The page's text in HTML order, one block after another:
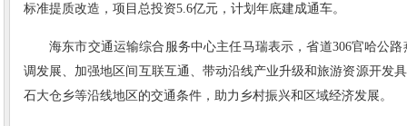
标准提质改造，项目总投资5.6亿元，计划年底建成通车。
海东市交通运输综合服务中心主任马瑞表示，省道306官哈公
调发展、加强地区间互联互通、带动沿线产业升级和旅游资源开发
石大仓乡等沿线地区的交通条件，助力乡村振兴和区域经济发展。